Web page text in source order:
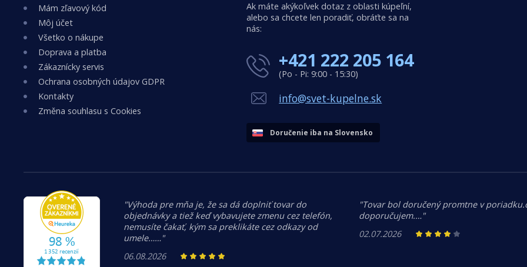
Mám zľavový kód
Môj účet
Všetko o nákupe
Doprava a platba
Zákaznícky servis
Ochrana osobných údajov GDPR
Kontakty
Změna souhlasu s Cookies
Ak máte akýkoľvek dotaz z oblasti kúpeľní,
alebo sa chcete len poradiť, obráťte sa na
nás:
+421 222 205 164
(Po - Pi: 9:00 - 15:30)
info@svet-kupelne.sk
Doručenie iba na Slovensko
"Výhoda pre mňa je, že sa dá doplniť tovar do
objednávky a tiež keď vybavujete zmenu cez telefón,
nemusíte čakať, kým sa preklikáte cez odkazy od
umele……"
06.08.2026
"Tovar bol doručený promtne v
doporučujem.…"
02.07.2026